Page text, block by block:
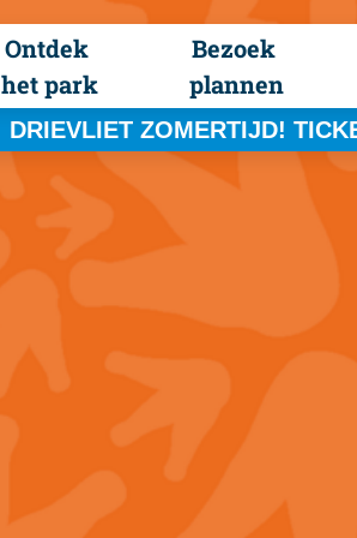
Ontdek
het park
Bezoek
plannen
DRIEVLIET ZOMERTIJD!